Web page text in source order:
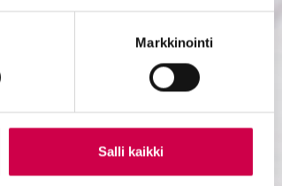
Markkinointi
Salli kaikki